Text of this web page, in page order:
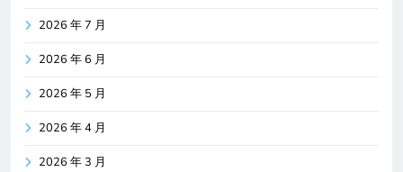
2026 年 7 月
2026 年 6 月
2026 年 5 月
2026 年 4 月
2026 年 3 月